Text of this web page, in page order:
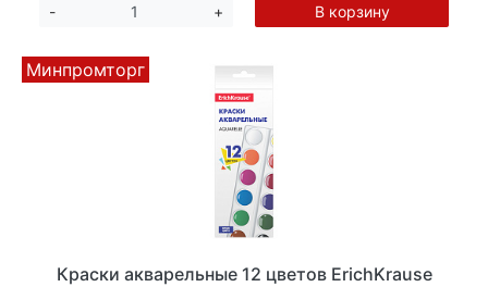
- + В корзину
Минпромторг
Краски акварельные 12 цветов ErichKrause